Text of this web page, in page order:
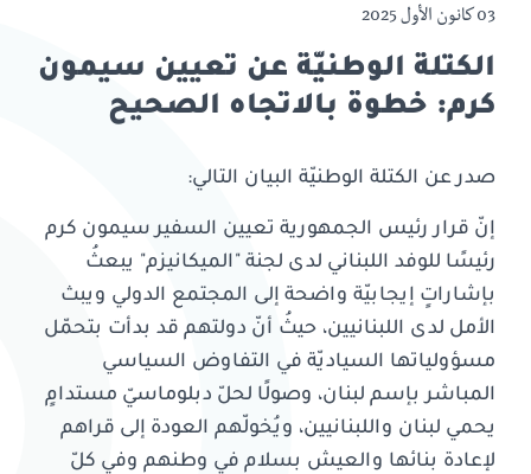
03 كانون الأول 2025
الكتلة الوطنيّة عن تعيين سيمون
كرم: خطوة بالاتجاه الصحيح
صدر عن الكتلة الوطنيّة البيان التالي:
إنّ قرار رئيس الجمهورية تعيين السفير سيمون كرم
رئيسًا للوفد اللبناني لدى لجنة "الميكانيزم" يبعثُ
بإشاراتٍ إيجابيّة واضحة إلى المجتمع الدولي ويبث
الأمل لدى اللبنانيين، حيثُ أنّ دولتهم قد بدأت بتحمّل
مسؤولياتها السياديّة في التفاوض السياسي
المباشر بإسم لبنان، وصولًا لحلّ دبلوماسيّ مستدامٍ
يحمي لبنان واللبنانيين، ويُخولّهم العودة إلى قراهم
لإعادة بنائها والعيش بسلام في وطنهم وفي كلّ